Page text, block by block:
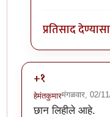
प्रतिसाद
+१
हेमंतकुमारमंगळवार, 02/
छान लिहीले आहे.